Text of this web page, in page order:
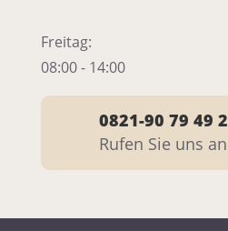
Freitag:
08:00 - 14:00
0821-90 79 49 2
Rufen Sie uns an